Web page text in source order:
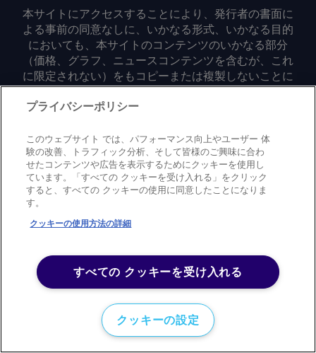
本サイトにアクセスすることにより、発行者の書面に
よる事前の同意なしに、いかなる形式、いかなる目的
においても、本サイトのコンテンツのいかなる部分
（価格、グラフ、ニュースコンテンツを含むが、これ
に限定されない）をもコピーまたは複製しないことに
同意するものとする。
© 2026 アーガス・メディア・グループ
Privacy policy TrademarkCopyright policyTerms of use
Modern slavery statementCareersContact usSupport
プライバシーポリシー
このウェブサイト では、パフォーマンス向上やユーザー 体
験の改善、トラフィック分析、そして皆様のご興味に合わ
せたコンテンツや広告を表示するためにクッキーを使用し
ています。「すべての クッキーを受け入れる」をクリック
すると、すべての クッキーの使用に同意したことになりま
す。
クッキーの使用方法の詳細
すべての クッキーを受け入れる
クッキーの設定